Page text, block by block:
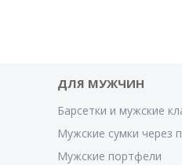
ДЛЯ МУЖЧИН
Барсетки и мужские
Мужские сумки через
Мужские портфели